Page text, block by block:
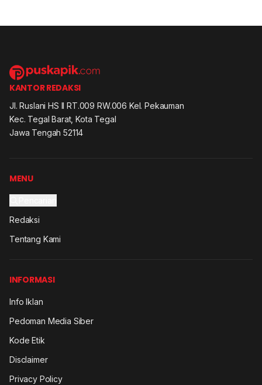
KANTOR REDAKSI
Jl. Ruslani HS II RT.009 RW.006 Kel. Pekauman
Kec. Tegal Barat, Kota Tegal
Jawa Tengah 52114
MENU
Redaksi
Tentang Kami
INFORMASI
Info Iklan
Pedoman Media Siber
Kode Etik
Disclaimer
Privacy Policy